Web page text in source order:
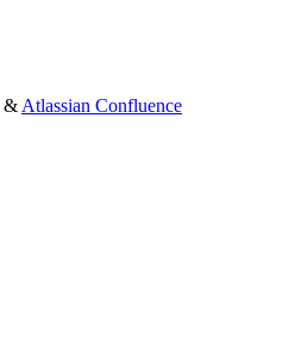
& Atlassian Confluence